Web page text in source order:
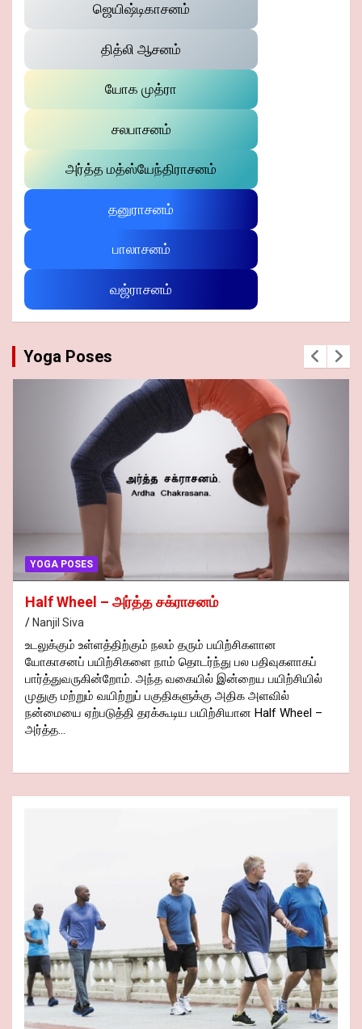
ஜெயிஷ்டிகாசனம்
தித்லி ஆசனம்
யோக முத்ரா
சலபாசனம்
அர்த்த மத்ஸ்யேந்திராசனம்
தனுராசனம்
பாலாசனம்
வஜ்ராசனம்
Yoga Poses
YOGA POSES
Half Wheel – அர்த்த சக்ராசனம்
Nanjil Siva
உடலுக்கும் உள்ளத்திற்கும் நலம் தரும் பயிற்சிகளான
யோகாசனப் பயிற்சிகளை நாம் தொடர்ந்து பல பதிவுகளாகப்
பார்த்துவருகின்றோம். அந்த வகையில் இன்றைய பயிற்சியில்
முதுகு மற்றும் வயிற்றுப் பகுதிகளுக்கு அதிக அளவில்
நன்மையை ஏற்படுத்தி தரக்கூடிய பயிற்சியான Half Wheel –
அர்த்த…